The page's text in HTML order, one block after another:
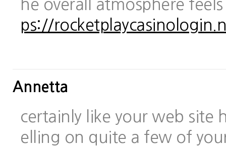
he overall atmosphere
ps://
Annetta
certainly like your web site
elling on quite a few of